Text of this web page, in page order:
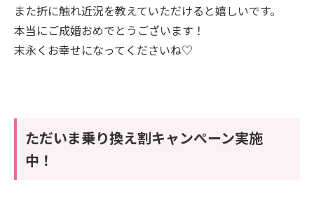
また折に触れ近況を教えていただけると嬉しいです。
本当にご成婚おめでとうございます！
末永くお幸せになってくださいね♡
ただいま乗り換え割キャンぺーン実施
中！